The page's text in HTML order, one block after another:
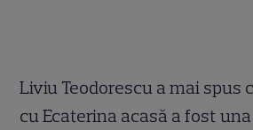
Liviu Teodorescu a mai spus
cu Ecaterina acasă a fost